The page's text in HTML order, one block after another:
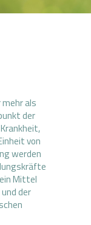
als
der
von
werden
Mittel
der